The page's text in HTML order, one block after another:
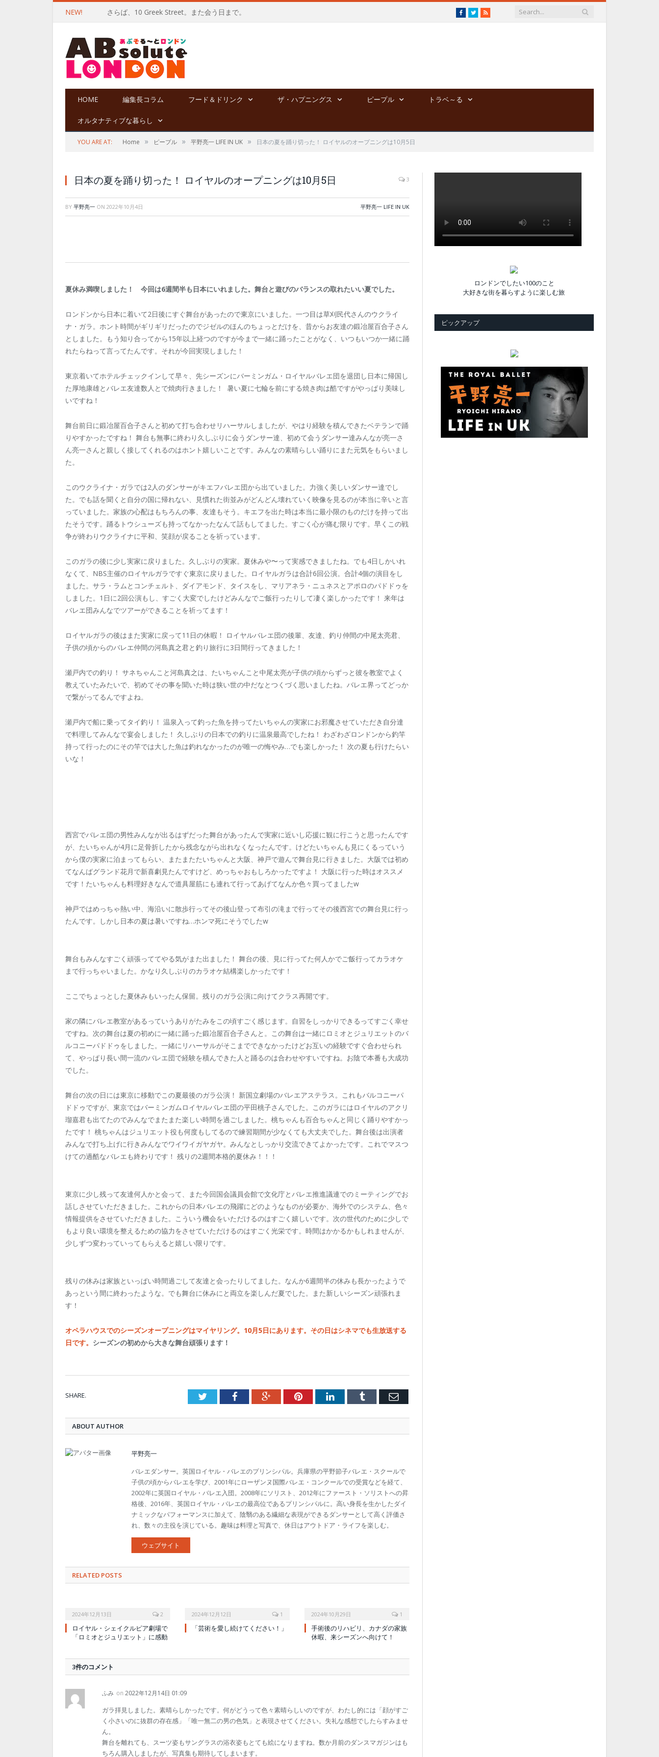
NEW! さらば、10 Greek Street。また会う日まで。 Facebook
TwitterRSS
HOME 編集長コラム フード＆ドリンク ザ・ハプニングス ピープル トラベ～る
オルタナティブな暮らし
YOU ARE AT: Home » ピープル » 平野亮一 LIFE IN UK » 日本の夏を踊り切った！ ロイヤルのオープニングは10月5日
日本の夏を踊り切った！ ロイヤルのオープニングは10月5日 3
BY 平野亮一 ON 2022年10月4日 平野亮一 LIFE IN UK
夏休み満喫しました！ 今回は6週間半も日本にいれました。舞台と遊びのバランスの取れたいい夏でした。
ロンドンから日本に着いて2日後にすぐ舞台があったので東京にいました。一つ目は草刈民代さんのウクライ
ナ・ガラ。ホント時間がギリギリだったのでジゼルのほんのちょっとだけを、昔からお友達の鍛冶屋百合子さん
としました。もう知り合ってから15年以上経つのですが今まで一緒に踊ったことがなく、いつもいつか一緒に踊
れたらねって言ってたんです。それが今回実現しました！
東京着いてホテルチェックインして早々、先シーズンにバーミンガム・ロイヤルバレエ団を退団し日本に帰国し
た厚地康雄とバレエ友達数人とで焼肉行きました！ 暑い夏に七輪を前にする焼き肉は酷ですがやっぱり美味し
いですね！
舞台前日に鍛冶屋百合子さんと初めて打ち合わせリハーサルしましたが、やはり経験を積んできたベテランで踊
りやすかったですね！ 舞台も無事に終わり久しぶりに会うダンサー達、初めて会うダンサー達みんなが亮一さ
ん亮一さんと親しく接してくれるのはホント嬉しいことです。みんなの素晴らしい踊りにまた元気をもらいまし
た。
このウクライナ・ガラでは2人のダンサーがキエフバレエ団から出ていました。力強く美しいダンサー達でし
た。でも話を聞くと自分の国に帰れない、見慣れた街並みがどんどん壊れていく映像を見るのが本当に辛いと言
っていました。家族の心配はもちろんの事、友達もそう。キエフを出た時は本当に最小限のものだけを持って出
たそうです。踊るトウシューズも持ってなかったなんて話もしてました。すごく心が痛む限りです。早くこの戦
争が終わりウクライナに平和、笑顔が戻ることを祈っています。
このガラの後に少し実家に戻りました。久しぶりの実家。夏休みや〜って実感できましたね。でも4日しかいれ
なくて、NBS主催のロイヤルガラですぐ東京に戻りました。ロイヤルガラは合計6回公演。合計4個の演目をし
ました。サラ・ラムとコンチェルト、ダイアモンド、タイスをし、マリアネラ・ニュネスとアポロのパドドゥを
しました。1日に2回公演もし、すごく大変でしたけどみんなでご飯行ったりして凄く楽しかったです！ 来年は
バレエ団みんなでツアーができることを祈ってます！
ロイヤルガラの後はまた実家に戻って11日の休暇！ ロイヤルバレエ団の後輩、友達、釣り仲間の中尾太亮君、
子供の頃からのバレエ仲間の河島真之君と釣り旅行に3日間行ってきました！
瀬戸内での釣り！ サネちゃんこと河島真之は、たいちゃんこと中尾太亮が子供の頃からずっと彼を教室でよく
教えていたみたいで、初めてその事を聞いた時は狭い世の中だなとつくづく思いましたね。バレエ界ってどっか
で繋がってるんですよね。
瀬戸内で船に乗ってタイ釣り！ 温泉入って釣った魚を持ってたいちゃんの実家にお邪魔させていただき自分達
で料理してみんなで宴会しました！ 久しぶりの日本での釣りに温泉最高でしたね！ わざわざロンドンから釣竿
持って行ったのにその竿では大した魚は釣れなかったのが唯一の悔やみ…でも楽しかった！ 次の夏も行けたらい
いな！
西宮でバレエ団の男性みんなが出るはずだった舞台があったんで実家に近いし応援に観に行こうと思ったんです
が、たいちゃんが4月に足骨折したから残念ながら出れなくなったんです。けどたいちゃんも見にくるっていう
から僕の実家に泊まってもらい、またまたたいちゃんと大阪、神戸で遊んで舞台見に行きました。大阪では初め
てなんばグランド花月で新喜劇見たんですけど、めっちゃおもしろかったですよ！ 大阪に行った時はオススメ
です！たいちゃんも料理好きなんで道具屋筋にも連れて行ってあげてなんか色々買ってましたw
神戸ではめっちゃ熱い中、海沿いに散歩行ってその後山登って布引の滝まで行ってその後西宮での舞台見に行っ
たんです。しかし日本の夏は暑いですね…ホンマ死にそうでしたw
舞台もみんなすごく頑張っててやる気がまた出ました！ 舞台の後、見に行ってた何人かでご飯行ってカラオケ
まで行っちゃいました。かなり久しぶりのカラオケ結構楽しかったです！
ここでちょっとした夏休みもいったん保留。残りのガラ公演に向けてクラス再開です。
家の隣にバレエ教室があるっていうありがたみをこの頃すごく感じます。自習をしっかりできるってすごく幸せ
ですね。次の舞台は夏の初めに一緒に踊った鍛冶屋百合子さんと。この舞台は一緒にロミオとジュリエットのバ
ルコニーパドドゥをしました。一緒にリハーサルがそこまでできなかったけどお互いの経験ですぐ合わせられ
て、やっぱり長い間一流のバレエ団で経験を積んできた人と踊るのは合わせやすいですね。お陰で本番も大成功
でした。
舞台の次の日には東京に移動でこの夏最後のガラ公演！ 新国立劇場のバレエアステラス。これもバルコニーパ
ドドゥですが、東京ではバーミンガムロイヤルバレエ団の平田桃子さんでした。このガラにはロイヤルのアクリ
瑠嘉君も出てたのでみんなでまたまた楽しい時間を過ごしました。桃ちゃんも百合ちゃんと同じく踊りやすかっ
たです！ 桃ちゃんはジュリエット役も何度もしてるので練習期間が少なくても大丈夫でした。舞台後は出演者
みんなで打ち上げに行きみんなでワイワイガヤガヤ。みんなとしっかり交流できてよかったです。これでマスつ
けての過酷なバレエも終わりです！ 残りの2週間本格的夏休み！！！
東京に少し残って友達何人かと会って、また今回国会議員会館で文化庁とバレエ推進議連でのミーティングでお
話しさせていただきました。これからの日本バレエの飛躍にどのようなものが必要か、海外でのシステム、色々
情報提供をさせていただきました。こういう機会をいただけるのはすごく嬉しいです。次の世代のために少しで
もより良い環境を整えるための協力をさせていただけるのはすごく光栄です。時間はかかるかもしれませんが、
少しずつ変わっていってもらえると嬉しい限りです。
残りの休みは家族といっぱい時間過ごして友達と会ったりしてました。なんか6週間半の休みも長かったようで
あっという間に終わったような。でも舞台に休みにと両立を楽しんだ夏でした。また新しいシーズン頑張れま
す！
オペラハウスでのシーズンオープニングはマイヤリング。10月5日にあります。その日はシネマでも生放送する
日です。 シーズンの初めから大きな舞台頑張ります！
SHARE. TwitterFacebookGoogle+PinterestLinkedInTumblr Email
ABOUT AUTHOR
平野亮一
バレエダンサー。英国ロイヤル・バレエのプリンシパル。兵庫県の平野節子バレエ・スクールで
子供の頃からバレエを学び、2001年にローザンヌ国際バレエ・コンクールでの受賞などを経て、
2002年に英国ロイヤル・バレエ入団。2008年にソリスト、2012年にファースト・ソリストへの昇
格後、2016年、英国ロイヤル・バレエの最高位であるプリンシパルに。高い身長を生かしたダイ
ナミックなパフォーマンスに加えて、陰翳のある繊細な表現ができるダンサーとして高く評価さ
れ、数々の主役を演じている。趣味は料理と写真で、休日はアウトドア・ライフを楽しむ。
ウェブサイト
RELATED POSTS
2024年12月13日 2
ロイヤル・シェイクルピア劇場で
「ロミオとジュリエット」に感動
2024年12月12日 1
「芸術を愛し続けてください！」
2024年10月29日 1
手術後のリハビリ、カナダの家族
休暇、来シーズンへ向けて！
3件のコメント
ふみ on 2022年12月14日 01:09
ガラ拝見しました。素晴らしかったです。何がどうって色々素晴らしいのですが、わたし的には「顔がすご
く小さいのに抜群の存在感」「唯一無二の男の色気」と表現させてください。失礼な感想でしたらすみませ
ん。
舞台を離れても、スーツ姿もサングラスの浴衣姿もとても絵になりますね。数か月前のダンスマガジンはも
ちろん購入しましたが、写真集も期待してしまいます。
ロンドンでしたい100のこと
大好きな街を暮らすように楽しむ旅
ピックアップ